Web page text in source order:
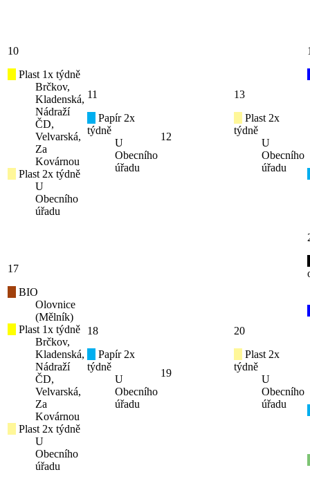
10
Plast 1x týdně
Brčkov,
Kladenská,
Nádraží
ČD,
Velvarská,
Za
Kovárnou
Plast 2x týdně
U
Obecního
úřadu
11
Papír 2x
týdně
U
Obecního
úřadu
12
13
Plast 2x
týdně
U
Obecního
úřadu
17
BIO
Olovnice
(Mělník)
Plast 1x týdně
Brčkov,
Kladenská,
Nádraží
ČD,
Velvarská,
Za
Kovárnou
Plast 2x týdně
U
Obecního
úřadu
18
Papír 2x
týdně
U
Obecního
úřadu
19
20
Plast 2x
týdně
U
Obecního
úřadu